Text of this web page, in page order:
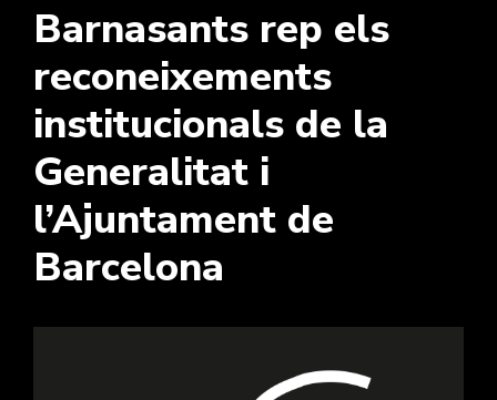
Barnasants rep els
reconeixements
institucionals de la
Generalitat i
l’Ajuntament de
Barcelona